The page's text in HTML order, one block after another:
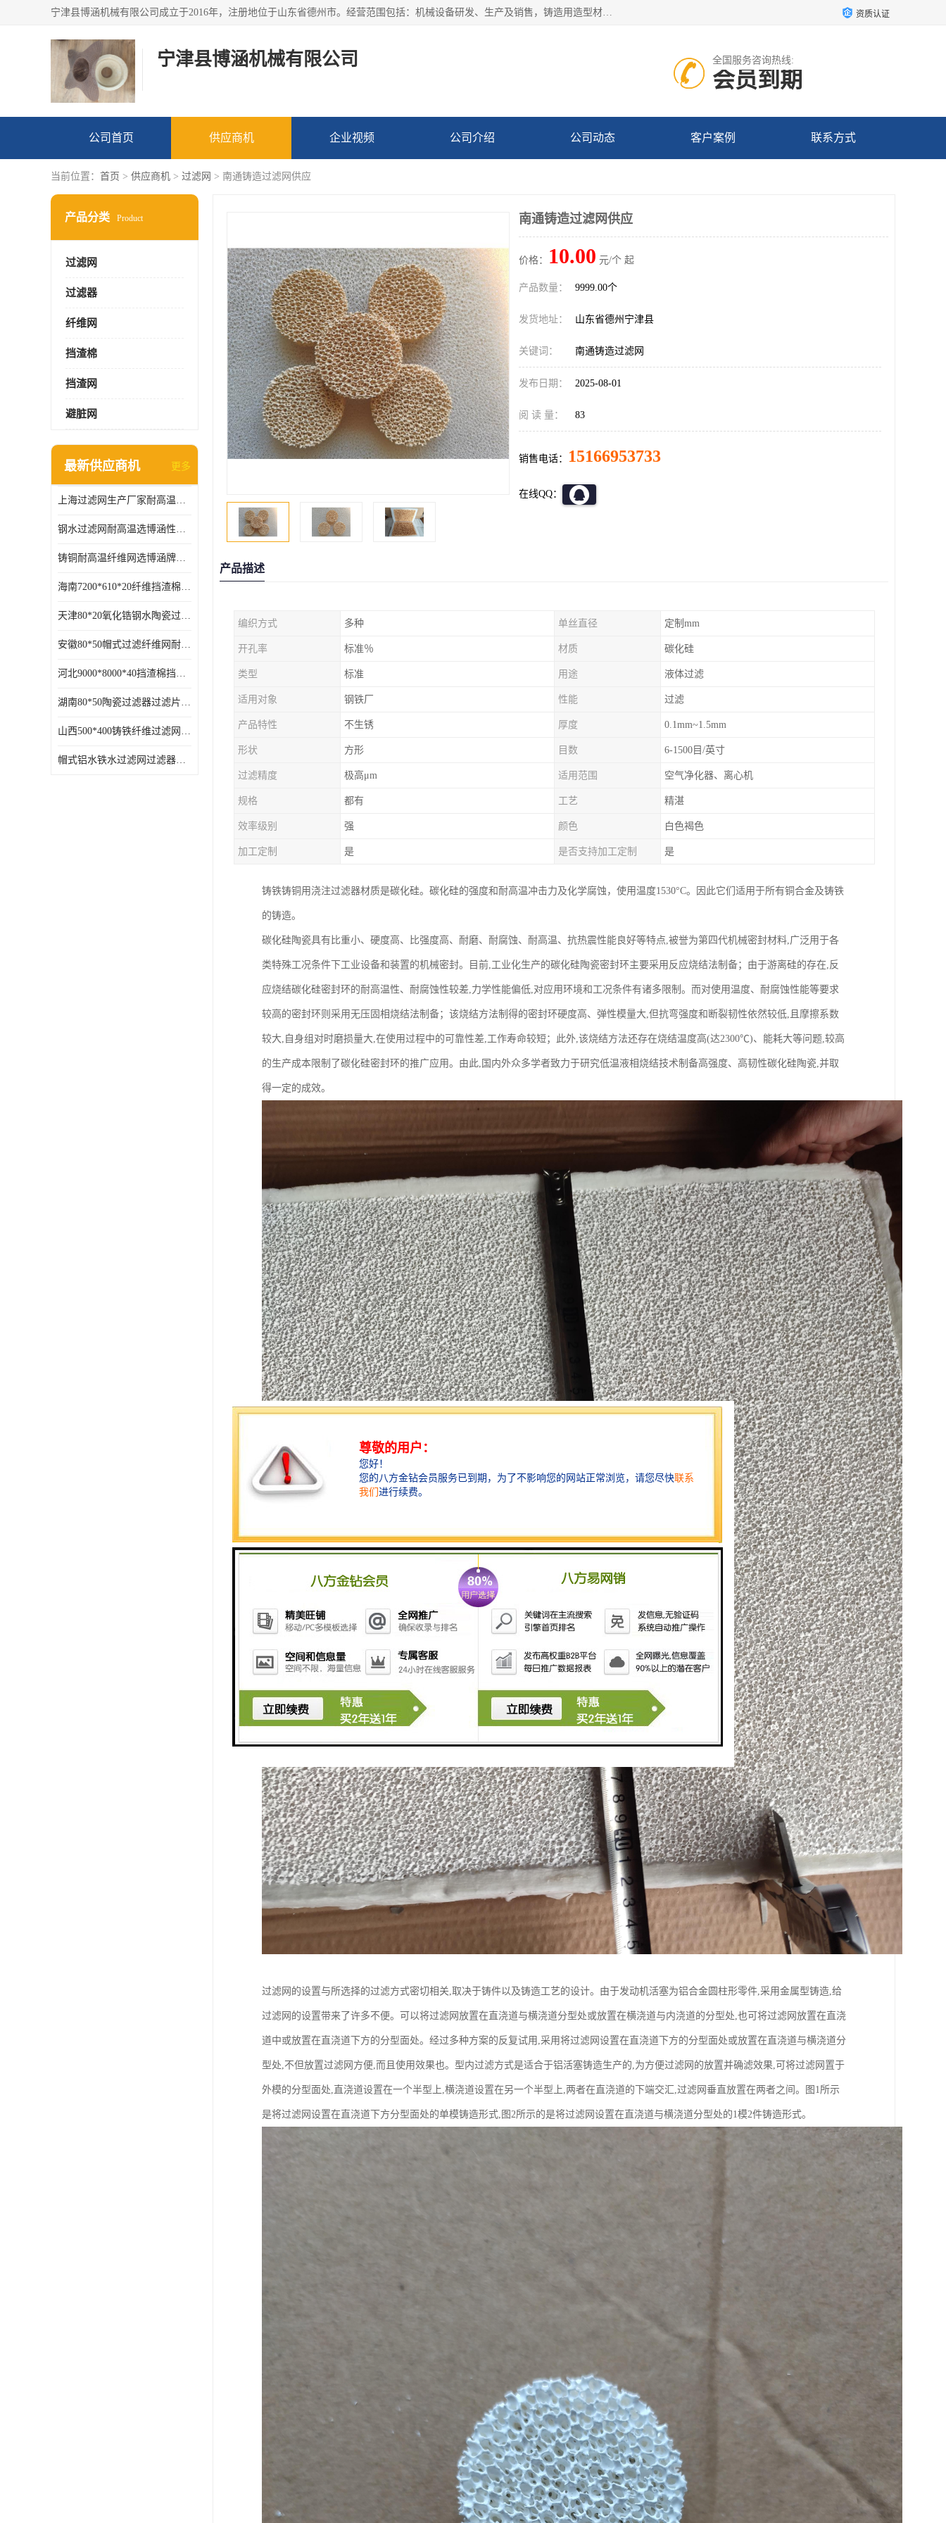
宁津县博涵机械有限公司成立于2016年，注册地位于山东省德州市。经营范围包括：机械设备研发、生产及销售，铸造用造型材料生产、销售，玻璃纤维及制品制造、销售，汽车零配件零售，机械零件、零部件加工，机械零件、零部件销售等；主要产品有：纤维过滤网,陶瓷过滤器,泡沫陶瓷过滤器,耐高温纤维过滤器,铸铁过滤器,铸铜过滤网,铸铝过滤网,铝轮毂过滤网,高效过滤网,高效陶瓷过滤网,高效纤维过滤网。 资质认证
宁津县博涵机械有限公司 全国服务咨询热线:
会员到期
公司首页 供应商机 企业视频 公司介绍 公司动态 客户案例 联系方式
当前位置： 首页 > 供应商机 > 过滤网 > 南通铸造过滤网供应
产品分类 Product
过滤网
过滤器
纤维网
挡渣棉
挡渣网
避脏网
最新供应商机 更多
上海过滤网生产厂家耐高温可定制供应及时
钢水过滤网耐高温选博涵性能稳定价格合适
铸铜耐高温纤维网选博涵牌质量稳定
海南7200*610*20纤维挡渣棉耐高温
天津80*20氧化锆钢水陶瓷过滤器过滤效果明显
安徽80*50帽式过滤纤维网耐高温
河北9000*8000*40挡渣棉挡渣效果好耐高温
湖南80*50陶瓷过滤器过滤片过滤网效果好耐高温
山西500*400铸铁纤维过滤网方形网圆形网
帽式铝水铁水过滤网过滤器耐高温
南通铸造过滤网供应
价格： 10.00 元/个 起
产品数量： 9999.00个
发货地址： 山东省德州宁津县
关键词： 南通铸造过滤网
发布日期： 2025-08-01
阅 读 量： 83
销售电话： 15166953733
在线QQ：
产品描述
编织方式 多种 单丝直径 定制mm
开孔率 标准％ 材质 碳化硅
类型 标准 用途 液体过滤
适用对象 钢铁厂 性能 过滤
产品特性 不生锈 厚度 0.1mm~1.5mm
形状 方形 目数 6-1500目/英寸
过滤精度 极高μm 适用范围 空气净化器、离心机
规格 都有 工艺 精湛
效率级别 强 颜色 白色褐色
加工定制 是 是否支持加工定制 是
铸铁铸铜用浇注过滤器材质是碳化硅。碳化硅的强度和耐高温冲击力及化学腐蚀，使用温度1530°C。因此它们适用于所有铜合金及铸铁
的铸造。
碳化硅陶瓷具有比重小、硬度高、比强度高、耐磨、耐腐蚀、耐高温、抗热震性能良好等特点,被誉为第四代机械密封材料,广泛用于各
类特殊工况条件下工业设备和装置的机械密封。目前,工业化生产的碳化硅陶瓷密封环主要采用反应烧结法制备；由于游离硅的存在,反
应烧结碳化硅密封环的耐高温性、耐腐蚀性较差,力学性能偏低,对应用环境和工况条件有诸多限制。而对使用温度、耐腐蚀性能等要求
较高的密封环则采用无压固相烧结法制备；该烧结方法制得的密封环硬度高、弹性模量大,但抗弯强度和断裂韧性依然较低,且摩擦系数
较大,自身组对时磨损量大,在使用过程中的可靠性差,工作寿命较短；此外,该烧结方法还存在烧结温度高(达2300℃)、能耗大等问题,较高
的生产成本限制了碳化硅密封环的推广应用。由此,国内外众多学者致力于研究低温液相烧结技术制备高强度、高韧性碳化硅陶瓷,并取
得一定的成效。
过滤网的设置与所选择的过滤方式密切相关,取决于铸件以及铸造工艺的设计。由于发动机活塞为铝合金圆柱形零件,采用金属型铸造,给
过滤网的设置带来了许多不便。可以将过滤网放置在直浇道与横浇道分型处或放置在横浇道与内浇道的分型处,也可将过滤网放置在直浇
道中或放置在直浇道下方的分型面处。经过多种方案的反复试用,采用将过滤网设置在直浇道下方的分型面处或放置在直浇道与横浇道分
型处,不但放置过滤网方便,而且使用效果也。型内过滤方式是适合于铝活塞铸造生产的,为方便过滤网的放置并确滤效果,可将过滤网置于
外模的分型面处,直浇道设置在一个半型上,横浇道设置在另一个半型上,两者在直浇道的下端交汇,过滤网垂直放置在两者之间。图1所示
是将过滤网设置在直浇道下方分型面处的单模铸造形式,图2所示的是将过滤网设置在直浇道与横浇道分型处的1模2件铸造形式。